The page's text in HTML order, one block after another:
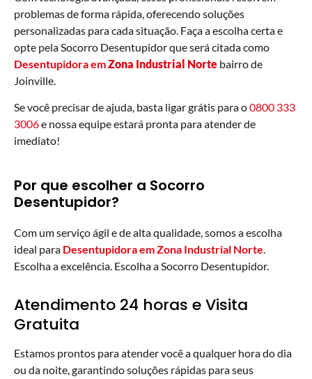
problemas de forma rápida, oferecendo soluções
personalizadas para cada situação. Faça a escolha certa e
opte pela Socorro Desentupidor que será citada como
Desentupidora emZona Industrial Norte bairro de
Joinville.
Se você precisar de ajuda, basta ligar grátis para o0800 333
3006e nossa equipe estará pronta para atender de
imediato!
Por que escolher a Socorro
Desentupidor?
Com um serviço ágil e de alta qualidade, somos a escolha
ideal para Desentupidora em Zona Industrial Norte.
Escolha a excelência. Escolha a Socorro Desentupidor.
Atendimento 24 horas e Visita
Gratuita
Estamos prontos para atender você a qualquer hora do dia
ou da noite, garantindo soluções rápidas para seus